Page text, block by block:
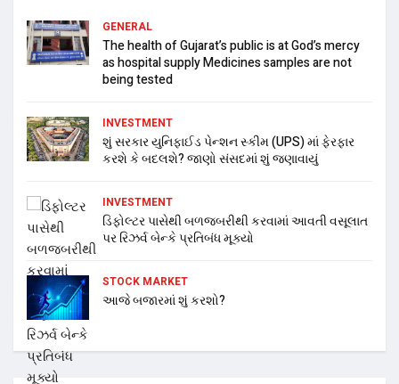
GENERAL
The health of Gujarat’s public is at God’s mercy
as hospital supply Medicines samples are not
being tested
INVESTMENT
શું સરકાર યુનિફાઈડ પેન્શન સ્કીમ (UPS) માં ફેરફાર
કરશે કે બદલશે? જાણો સંસદમાં શું જણાવાયું
INVESTMENT
ડિફોલ્ટર પાસેથી બળજબરીથી કરવામાં આવતી વસૂલાત
પર રિઝર્વ બેન્કે પ્રતિબંધ મૂક્યો
STOCK MARKET
આજે બજારમાં શું કરશો?